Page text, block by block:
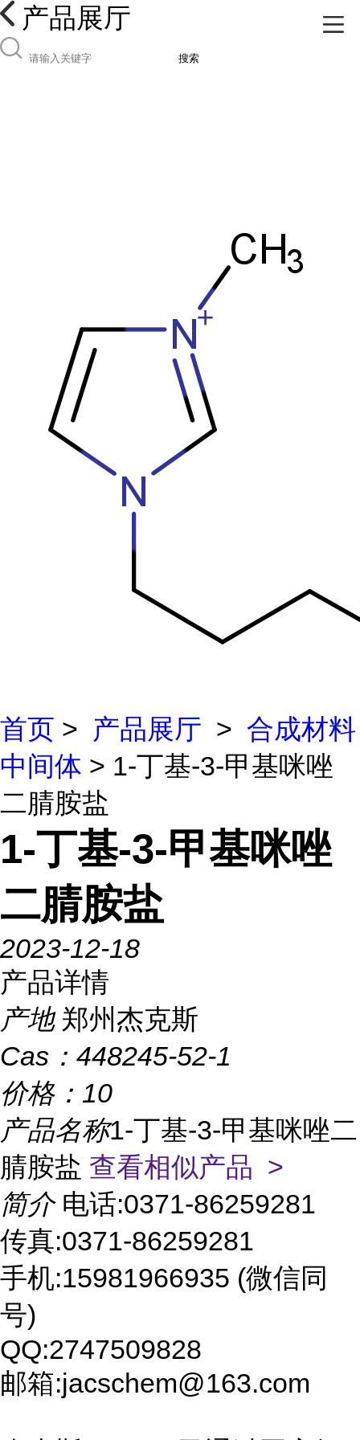
产品展厅
搜索
首页 > 产品展厅 > 合成材料
中间体 > 1-丁基-3-甲基咪唑
二腈胺盐
1-丁基-3-甲基咪唑
二腈胺盐
2023-12-18
产品详情
产地 郑州杰克斯
Cas： 448245-52-1
价格： 10
产品名称1-丁基-3-甲基咪唑二
腈胺盐 查看相似产品 >
简介 电话:0371-86259281
传真:0371-86259281
手机:15981966935 (微信同
号)
QQ:2747509828
邮箱:jacschem@163.com